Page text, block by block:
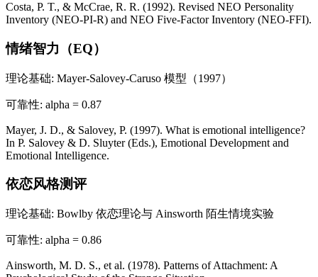
Costa, P. T., & McCrae, R. R. (1992). Revised NEO Personality
Inventory (NEO-PI-R) and NEO Five-Factor Inventory (NEO-FFI).
情绪智力（EQ）
理论基础: Mayer-Salovey-Caruso 模型（1997）
可靠性: alpha = 0.87
Mayer, J. D., & Salovey, P. (1997). What is emotional intelligence?
In P. Salovey & D. Sluyter (Eds.), Emotional Development and
Emotional Intelligence.
依恋风格测评
理论基础: Bowlby 依恋理论与 Ainsworth 陌生情境实验
可靠性: alpha = 0.86
Ainsworth, M. D. S., et al. (1978). Patterns of Attachment: A